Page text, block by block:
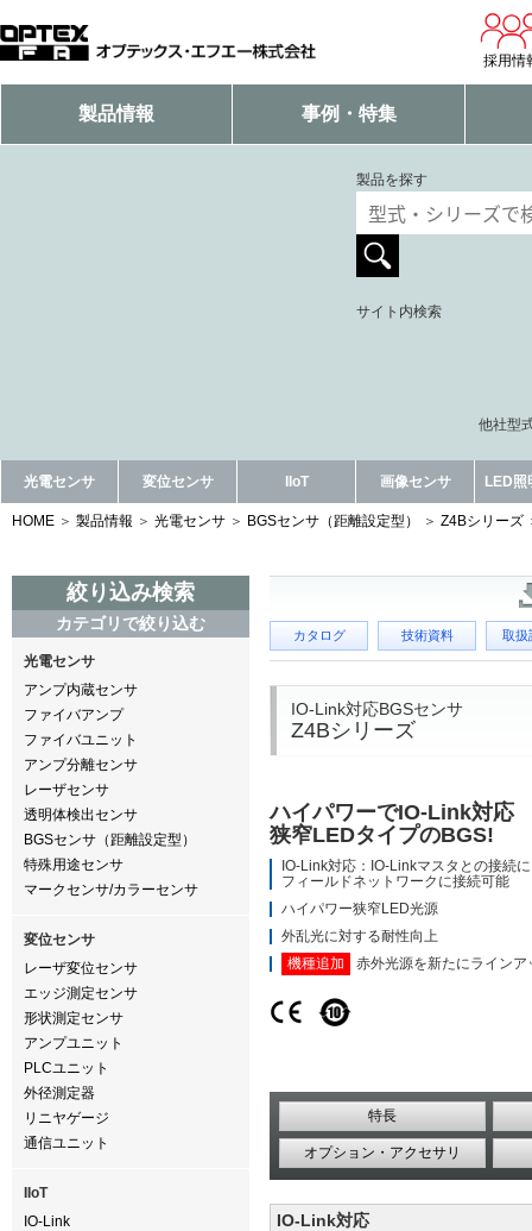
採用情
製品情報 事例・特集
製品を探す
サイト内検索
他社型
光電センサ 変位センサ IIoT 画像センサ LED照
HOME 製品情報 光電センサ BGSセンサ（距離設定型） Z4Bシリーズ
絞り込み検索
カテゴリで絞り込む
光電センサ
アンプ内蔵センサ
ファイバアンプ
ファイバユニット
アンプ分離センサ
レーザセンサ
透明体検出センサ
BGSセンサ（距離設定型）
特殊用途センサ
マークセンサ/カラーセンサ
変位センサ
レーザ変位センサ
エッジ測定センサ
形状測定センサ
アンプユニット
PLCユニット
外径測定器
リニヤゲージ
通信ユニット
IIoT
IO-Link
カタログ 技術資料 取扱
IO-Link対応BGSセンサ
Z4Bシリーズ
ハイパワーでIO-Link対応
狭窄LEDタイプのBGS!
IO-Link対応：IO-Linkマスタとの接続
フィールドネットワークに接続可能
ハイパワー狭窄LED光源
外乱光に対する耐性向上
機種追加
赤外光源を新たにラインア
特長
オプション・アクセサリ
IO-Link対応